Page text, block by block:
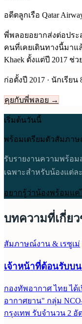
อดีตลูกเรือ Qatar
พี่พลอยอยากส่งต่อปร
คนที่เคยเดินทางนี้มาแ
Khaek ตั้งแต่ปี 2017 ช่ว
ก่อตั้งปี 2017 · นักเรียน
คุยกับพี่พลอย →
เริ่มต้นวันนี้
พร้อมเตรียมตัวสัมภา
รับรายงานความพร้อ
เฉพาะสำหรับน้องแต่ล
อยากรู้ว่าน้องพร้อมแ
บทความที่เกี่ยว
สัมภาษณ์งาน & เรซูเม่
เจ้าหน้าที่ต้อนรับบ
กองทัพอากาศ ไทย ได้
อากาศยาน" กลุ่ม
กรุงเทพ รับจำนวน 2 อั